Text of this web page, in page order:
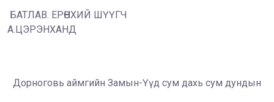
БАТЛАВ. ЕРӨНХИЙ ШҮҮГЧ
А.ЦЭРЭНХАНД
Дорноговь аймгийн Замын-Үүд сум дахь сум дундын